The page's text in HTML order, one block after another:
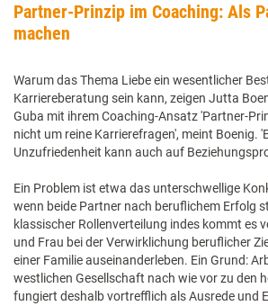
Partner-Prinzip im Coaching: Als
machen
Warum das Thema Liebe ein wesentlicher
Karriereberatung sein kann, zeigen Jutta
Guba mit ihrem Coaching-Ansatz 'Partner-
nicht um reine Karrierefragen', meint Boenig.
Unzufriedenheit kann auch auf
Ein Problem ist etwa das unterschwellige
wenn beide Partner nach beruflichem Erfolg
klassischer Rollenverteilung indes kommt es
und Frau bei der Verwirklichung beruflicher
einer Familie auseinanderleben. Ein Grund:
westlichen Gesellschaft nach wie vor zu den
fungiert deshalb vortrefflich als Ausrede und